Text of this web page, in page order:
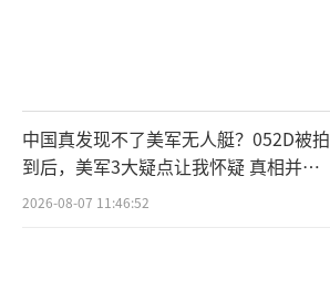
中国真发现不了美军无人艇？052D被拍
到后，美军3大疑点让我怀疑 真相并非
如此
2026-08-07 11:46:52